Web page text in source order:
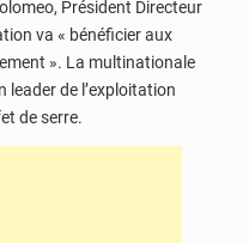
Président Directeur
va « bénéficier aux
». La multinationale
leader de l’exploitation
de serre.